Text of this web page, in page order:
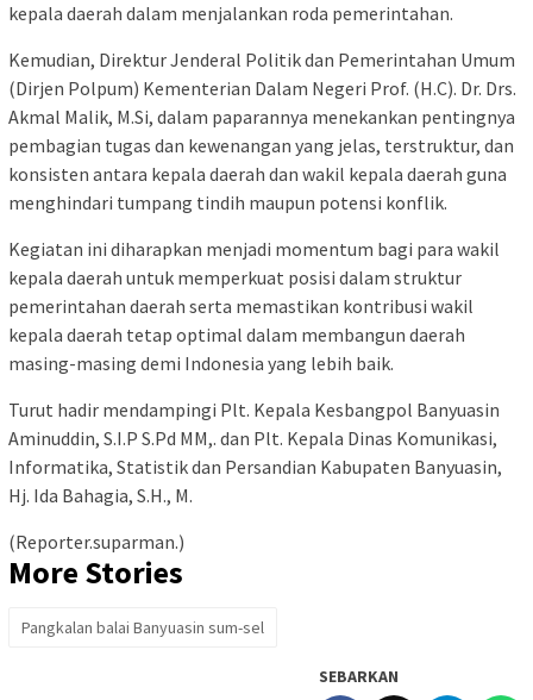
kepala daerah dalam menjalankan roda pemerintahan.
Kemudian, Direktur Jenderal Politik dan Pemerintahan Umum
(Dirjen Polpum) Kementerian Dalam Negeri Prof. (H.C). Dr. Drs.
Akmal Malik, M.Si, dalam paparannya menekankan pentingnya
pembagian tugas dan kewenangan yang jelas, terstruktur, dan
konsisten antara kepala daerah dan wakil kepala daerah guna
menghindari tumpang tindih maupun potensi konflik.
Kegiatan ini diharapkan menjadi momentum bagi para wakil
kepala daerah untuk memperkuat posisi dalam struktur
pemerintahan daerah serta memastikan kontribusi wakil
kepala daerah tetap optimal dalam membangun daerah
masing-masing demi Indonesia yang lebih baik.
Turut hadir mendampingi Plt. Kepala Kesbangpol Banyuasin
Aminuddin, S.I.P S.Pd MM,. dan Plt. Kepala Dinas Komunikasi,
Informatika, Statistik dan Persandian Kabupaten Banyuasin,
Hj. Ida Bahagia, S.H., M.
(Reporter.suparman.)
More Stories
Pangkalan balai Banyuasin sum-sel
SEBARKAN